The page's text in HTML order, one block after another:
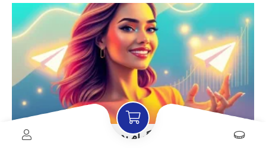
کسب درآمد از کانال تلگرام بدون سرمایه با روش های